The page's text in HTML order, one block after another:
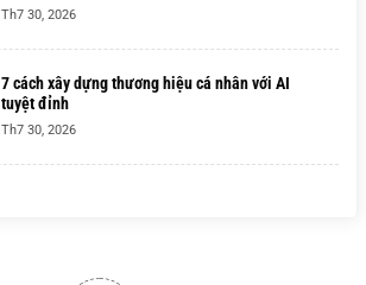
Th7 30, 2026
7 cách xây dựng thương hiệu cá nhân với AI
tuyệt đỉnh
Th7 30, 2026